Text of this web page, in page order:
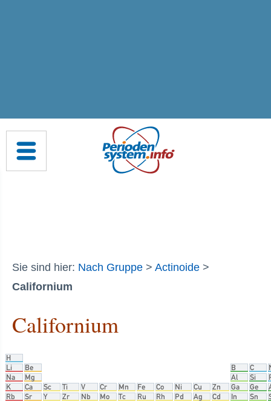
Sie sind hier: Nach Gruppe > Actinoide >
Californium
Californium